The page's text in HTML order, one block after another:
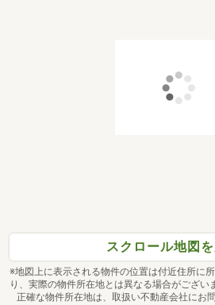
スクロール地図
※地図上に表示される物件の位置は付近住所に
り、実際の物件所在地とは異なる場合がござい
正確な物件所在地は、取扱い不動産会社にお